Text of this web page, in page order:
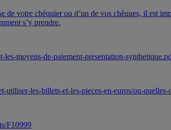
de votre chéquier ou d’un de vos chèques, il est
s’y prendre.
moyens-de-paiement-presentation-
les-billets-et-les-pieces-en-euros/ou-
F10999